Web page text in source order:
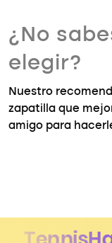
¿No
elegir?
Nuestro
zapatilla que
amigo para